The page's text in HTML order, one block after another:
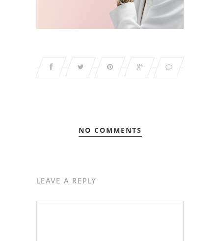
NO COMMENTS
LEAVE A REPLY